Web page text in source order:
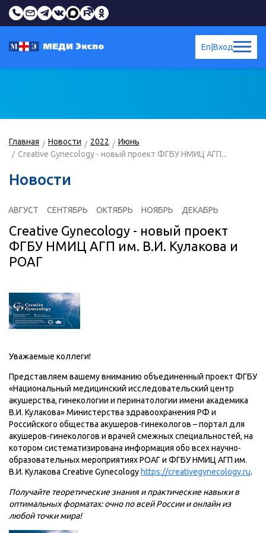
Вход
En
Главная Новости 2022
Июнь
Creative Gynecology - новый проект ФГБУ НМИЦ АГП...
Новости
АВГУСТ СЕНТЯБРЬ ОКТЯБРЬ НОЯБРЬ ДЕКАБРЬ
Creative Gynecology - новый проект
ФГБУ НМИЦ АГП им. В.И. Кулакова и
РОАГ
Уважаемые коллеги!
Представляем вашему вниманию объединенный проект ФГБУ
«Национальный медицинский исследовательский центр
акушерства, гинекологии и перинатологии имени академика
В.И. Кулакова» Министерства здравоохранения РФ и
Российского общества акушеров-гинекологов – портал для
акушеров-гинекологов и врачей смежных специальностей, на
котором систематизирована информация обо всех научно-
образовательных мероприятиях РОАГ и ФГБУ НМИЦ АГП им.
В.И. Кулакова Creative Gynecology https://creativegynecology.ru.
Получайте теоретические знания и практические навыки в
оптимальных форматах: очно по всей России и онлайн из
любой точки мира!